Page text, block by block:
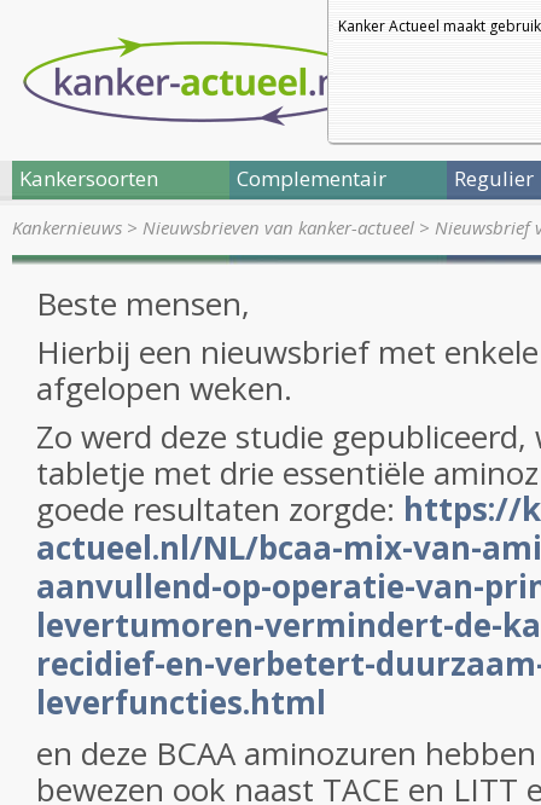
Kanker Actueel maakt
Kankersoorten Complementair Regulier
Kankernieuws > Nieuwsbrieven van kanker-actueel > Nieuwsbrief
Beste mensen,
Hierbij een nieuwsbrief met
afgelopen weken.
Zo werd deze studie
tabletje met drie essentiële
goede resultaten zorgde: https://
actueel.nl/NL/bcaa-mix-van-
aanvullend-op-operatie-van-
levertumoren-vermindert-de-
recidief-en-verbetert-
leverfuncties.html
en deze BCAA aminozuren
bewezen ook naast TACE en LITT